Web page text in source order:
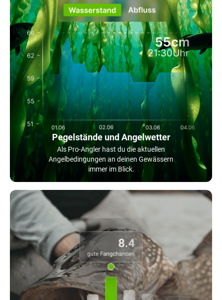
Pegelstände und Angelwetter
Als Pro-Angler hast du die aktuellen
Angelbedingungen an deinen Gewässern
immer im Blick.